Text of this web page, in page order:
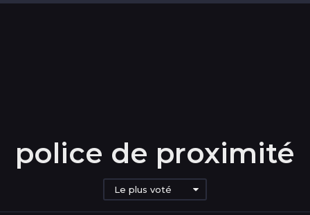
police de proximité
Le plus voté